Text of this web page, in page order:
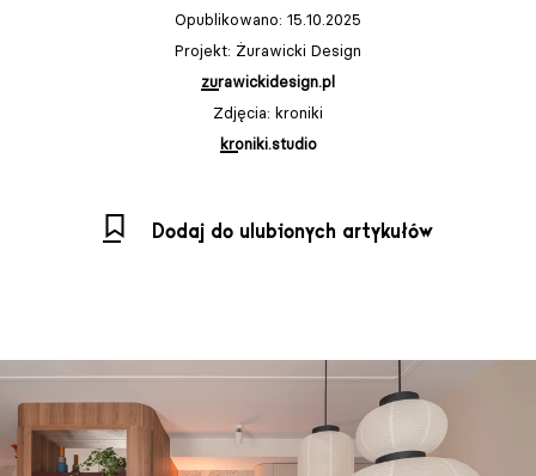
Opublikowano: 15.10.2025
Projekt: Żurawicki Design
zurawickidesign.pl
Zdjęcia: kroniki
kroniki.studio
Dodaj do ulubionych artykułów